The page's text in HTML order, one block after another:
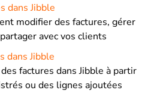
dans Jibble
modifier des factures, gérer
avec vos clients
dans Jibble
factures dans Jibble à partir
ou des lignes ajoutées